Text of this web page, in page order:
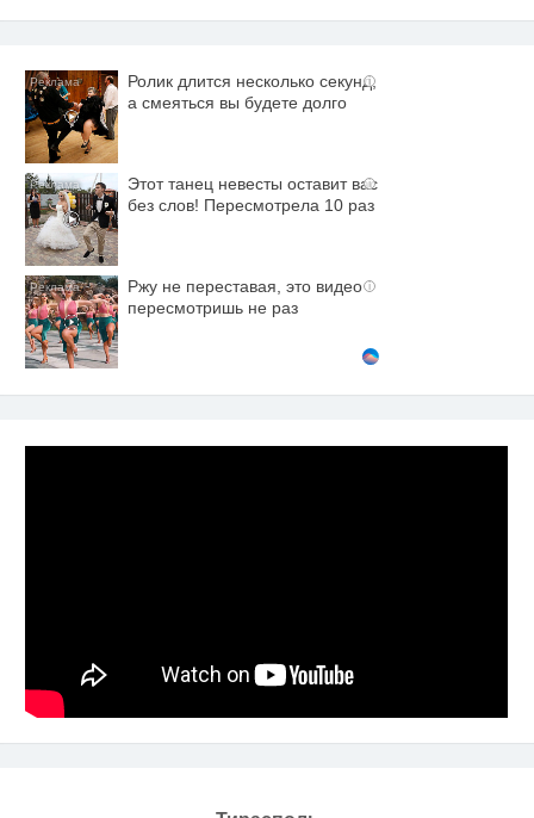
i
Ролик длится несколько секунд,
а смеяться вы будете долго
i
Этот танец невесты оставит вас
без слов! Пересмотрела 10 раз
i
Ржу не переставая, это видео
пересмотришь не раз